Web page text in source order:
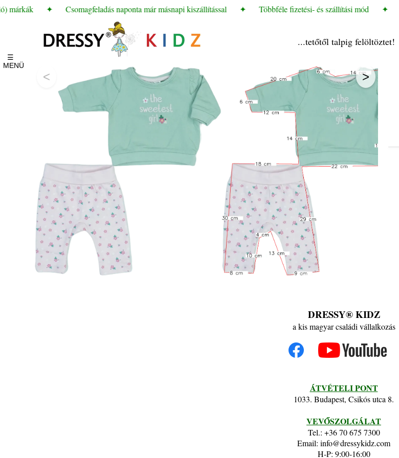
márkák Csomagfeladás naponta már másnapi kiszállítással Többféle fizetési- és szállítási mód
☰
MENÜ
...tetőtől talpig felöltöztet!
< >
DRESSY® KIDZ
a kis magyar családi vállalkozás
ÁTVÉTELI PONT
1033. Budapest, Csikós utca 8.
VEVŐSZOLGÁLAT
Tel.: +36 70 675 7300
Email: info@dressykidz.com
H-P: 9:00-16:00